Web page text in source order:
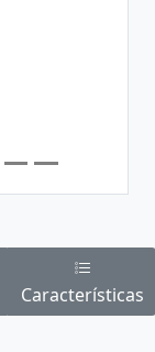
Características